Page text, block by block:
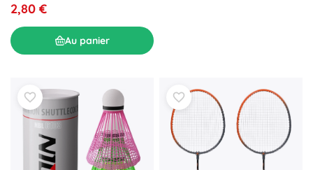
2,80 €
Au panier